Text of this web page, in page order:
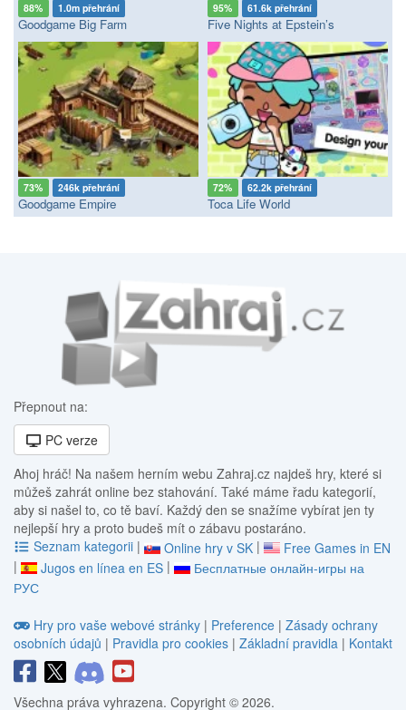
88% 1.0m přehrání
Goodgame Big Farm
95% 61.6k přehrání
Five Nights at Epstein’s
73% 246k přehrání
Goodgame Empire
72% 62.2k přehrání
Toca Life World
Přepnout na:
PC verze
Ahoj hráč! Na našem herním webu Zahraj.cz najdeš hry, které si
můžeš zahrát online bez stahování. Také máme řadu kategorií,
aby si našel to, co tě baví. Každý den se snažíme vybírat jen ty
nejlepší hry a proto budeš mít o zábavu postaráno.
Seznam kategorii | Online hry v SK |
Free Games in EN
|
Jugos en línea en ES |
Бесплатные онлайн-игры на
РУС
Hry pro vaše webové stránky | Preference | Zásady ochrany
osobních údajů | Pravidla pro cookies | Základní pravidla | Kontakt
Všechna práva vyhrazena. Copyright © 2026.